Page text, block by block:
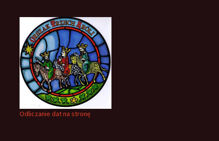
Odliczanie dat na stronę